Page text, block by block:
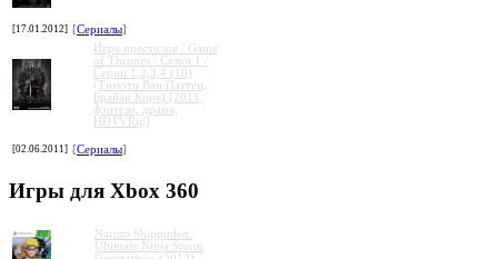
[17.01.2012] [Сериалы]
Игра престолов / Game
of Thrones / Сезон 1 /
Серии 1,2,3,4 (10)
(Тимоти Ван Паттен,
Брайан Кирк) [2011,
фэнтези, драма,
HDTVRip]
[02.06.2011] [Сериалы]
Игры для Xbox 360
Naruto Shippuden:
Ultimate Ninja Storm